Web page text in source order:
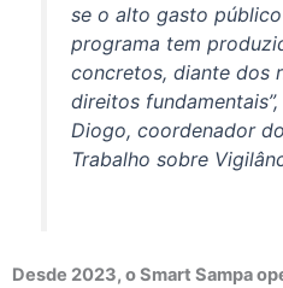
se o alto gasto
programa tem
concretos, diante dos
direitos
Diogo, coordenador
Trabalho sobre
Desde 2023, o Smart Sampa